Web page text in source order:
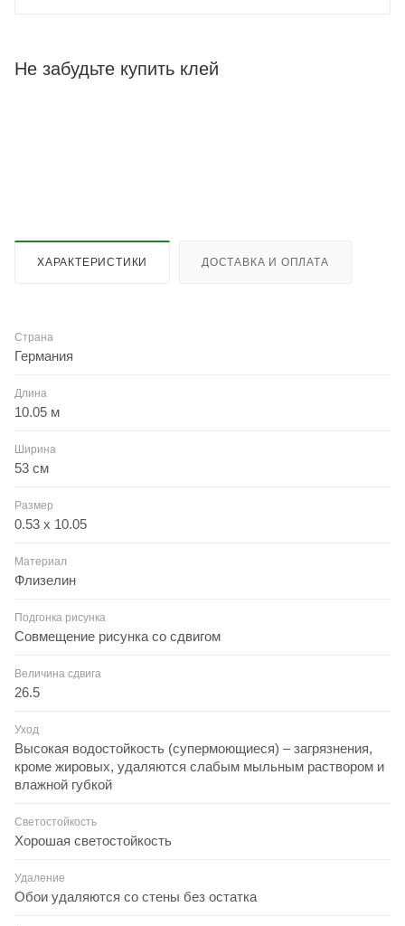
Не забудьте купить клей
ХАРАКТЕРИСТИКИ ДОСТАВКА И ОПЛАТА
Страна
Германия
Длина
10.05 м
Ширина
53 см
Размер
0.53 x 10.05
Материал
Флизелин
Подгонка рисунка
Совмещение рисунка со сдвигом
Величина сдвига
26.5
Уход
Высокая водостойкость (супермоющиеся) – загрязнения,
кроме жировых, удаляются слабым мыльным раствором и
влажной губкой
Светостойкость
Хорошая светостойкость
Удаление
Обои удаляются со стены без остатка